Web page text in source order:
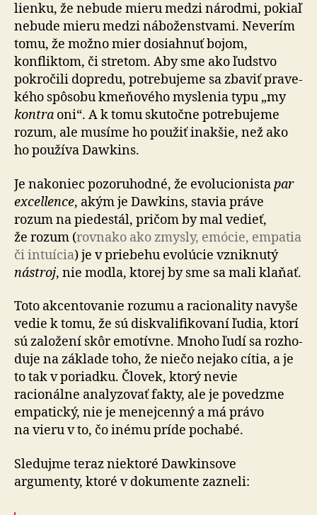
lien­ku, že ne­bu­de mieru medzi národmi, pokiaľ
nebude mieru medzi náboženstvami. Ne­ve­rím
tomu, že možno mier dosiahnuť bojom,
konfliktom, či stretom. Aby sme ako ľudstvo
pokročili dopredu, potre­bu­je­me sa zbaviť pra­ve­
kého spôsobu kme­ňo­vého myslenia typu „my
kontra oni“. A k tomu skutočne potrebujeme
rozum, ale musíme ho použiť inakšie, než ako
ho používa Dawkins.
Je nakoniec pozoruhodné, že evo­lu­cio­nistapar
excellence, akým je Dawkins, stavia práve
rozum na pie­des­tál, pričom by mal vedieť,
že rozum (rovnako ako zmysly, emócie, empatia
či intuícia) je v prie­be­hu evolúcie vzniknutý
nástroj, nie modla, ktorej by sme sa mali klaňať.
Toto akcentovanie rozumu a ra­cio­na­li­ty na­vy­še
vedie k tomu, že sú dis­kva­li­fi­ko­va­ní ľudia, ktorí
sú za­lo­že­ní skôr emo­tívne. Mnoho ľudí sa roz­ho­
du­je na zá­kla­de toho, že niečo nejako cítia, a je
to tak v po­riad­ku. Človek, ktorý nevie
racionálne analyzovať fakty, ale je povedzme
empatický, nie je menej­cenný a má právo
na vieru v to, čo inému príde pochabé.
Sledujme teraz niektoré Dawkinsove
argumenty, ktoré v do­ku­men­te zazneli: